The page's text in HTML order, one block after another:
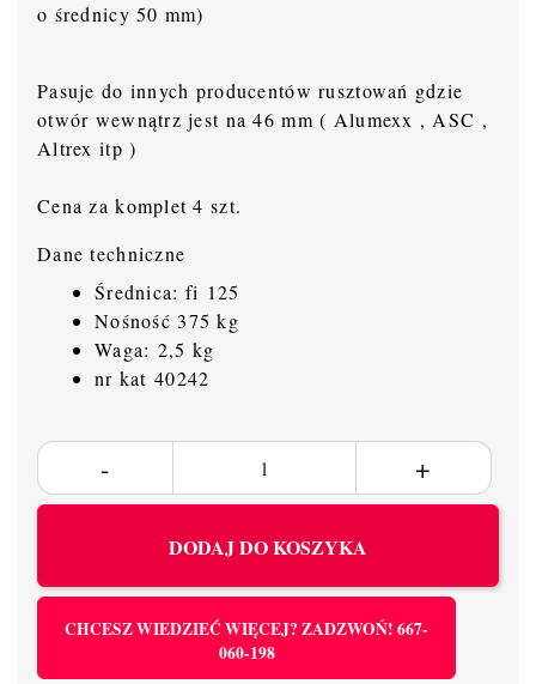
o średnicy 50 mm)
Pasuje do innych producentów rusztowań gdzie
otwór wewnątrz jest na 46 mm ( Alumexx , ASC ,
Altrex itp )
Cena za komplet 4 szt.
Dane techniczne
Średnica: fi 125
Nośność 375 kg
Waga: 2,5 kg
nr kat 40242
DODAJ DO KOSZYKA
CHCESZ WIEDZIEĆ WIĘCEJ? ZADZWOŃ! 667-
060-198